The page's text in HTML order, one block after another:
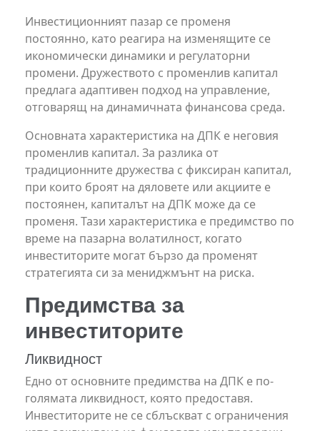
Инвестиционният пазар се променя
постоянно, като реагира на изменящите се
икономически динамики и регулаторни
промени. Дружеството с променлив капитал
предлага адаптивен подход на управление,
отговарящ на динамичната финансова среда.
Основната характеристика на ДПК е неговия
променлив капитал. За разлика от
традиционните дружества с фиксиран капитал,
при които броят на дяловете или акциите е
постоянен, капиталът на ДПК може да се
променя. Тази характеристика е предимство по
време на пазарна волатилност, когато
инвеститорите могат бързо да променят
стратегията си за мениджмънт на риска.
Предимства за
инвеститорите
Ликвидност
Едно от основните предимства на ДПК е по-
голямата ликвидност, която предоставя.
Инвеститорите не се сблъскват с ограничения